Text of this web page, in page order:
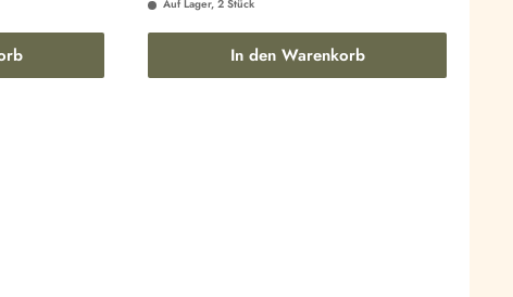
Auf Lager, 2 Stück
In den Warenkorb